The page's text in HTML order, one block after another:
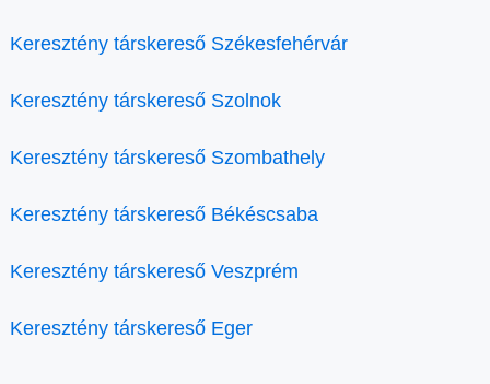
Keresztény társkereső Székesfehérvár
Keresztény társkereső Szolnok
Keresztény társkereső Szombathely
Keresztény társkereső Békéscsaba
Keresztény társkereső Veszprém
Keresztény társkereső Eger